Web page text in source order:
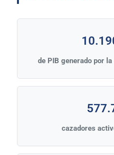
de PIB generado por
cazadores